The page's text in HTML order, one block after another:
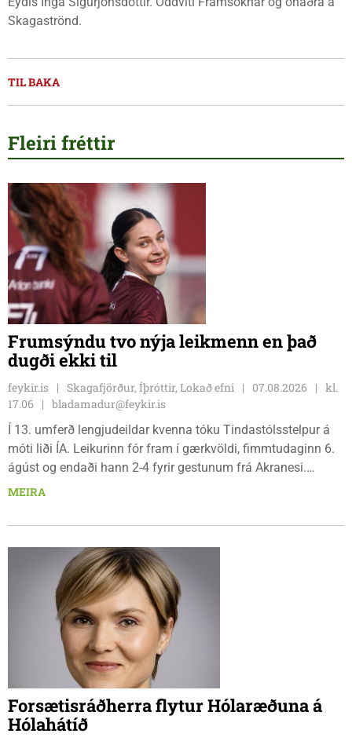
Skagaströnd.
TIL BAKA
Fleiri fréttir
Frumsýndu tvo nýja leikmenn en það
dugði ekki til
feykir.is Skagafjörður, Íþróttir, Lokað efni 07.08.2026
kl.
17.06
bladamadur@feykir.is
Í 13. umferð lengjudeildar kvenna tóku Tindastólsstelpur á
móti liði ÍA. Leikurinn fór fram í gærkvöldi, fimmtudaginn 6.
ágúst og endaði hann 2-4 fyrir gestunum frá Akranesi.
Tindastólsliðið frumsýndi tvo nýja leikmenn en þær dönsku
tvíburar.
MEIRA
Forsætisráðherra flytur Hólaræðuna á
Hólahátíð